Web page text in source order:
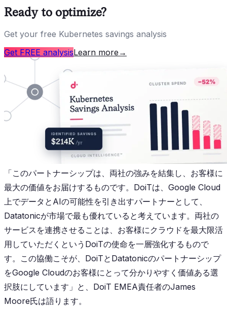
Ready to optimize?
Get your free Kubernetes savings analysis
Get FREE analysisLearn more →
「このパートナーシップは、両社の強みを結集し、お客様に
最大の価値をお届けするものです。DoiTは、Google Cloud
上でデータとAIの可能性を引き出すパートナーとして、
Datatonicが市場で最も優れていると考えています。両社の
サービスを連携させることは、お客様にクラウドを最大限活
用していただくというDoiTの使命を一層強化するもので
す。この協働こそが、DoiTとDatatonicのパートナーシップ
をGoogle Cloudのお客様にとって分かりやすく価値ある選
択肢にしています」と、DoiT EMEA責任者のJames
Moore氏は語ります。